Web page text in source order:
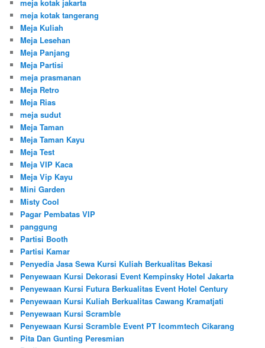
meja kotak jakarta
meja kotak tangerang
Meja Kuliah
Meja Lesehan
Meja Panjang
Meja Partisi
meja prasmanan
Meja Retro
Meja Rias
meja sudut
Meja Taman
Meja Taman Kayu
Meja Test
Meja VIP Kaca
Meja Vip Kayu
Mini Garden
Misty Cool
Pagar Pembatas VIP
panggung
Partisi Booth
Partisi Kamar
Penyedia Jasa Sewa Kursi Kuliah Berkualitas Bekasi
Penyewaan Kursi Dekorasi Event Kempinsky Hotel Jakarta
Penyewaan Kursi Futura Berkualitas Event Hotel Century
Penyewaan Kursi Kuliah Berkualitas Cawang Kramatjati
Penyewaan Kursi Scramble
Penyewaan Kursi Scramble Event PT Icommtech Cikarang
Pita Dan Gunting Peresmian